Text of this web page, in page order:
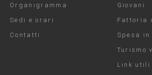
Organigramma
Sedi e orari
Contatti
Giovani
Fattoria
Spesa in
Turismo
Link utili